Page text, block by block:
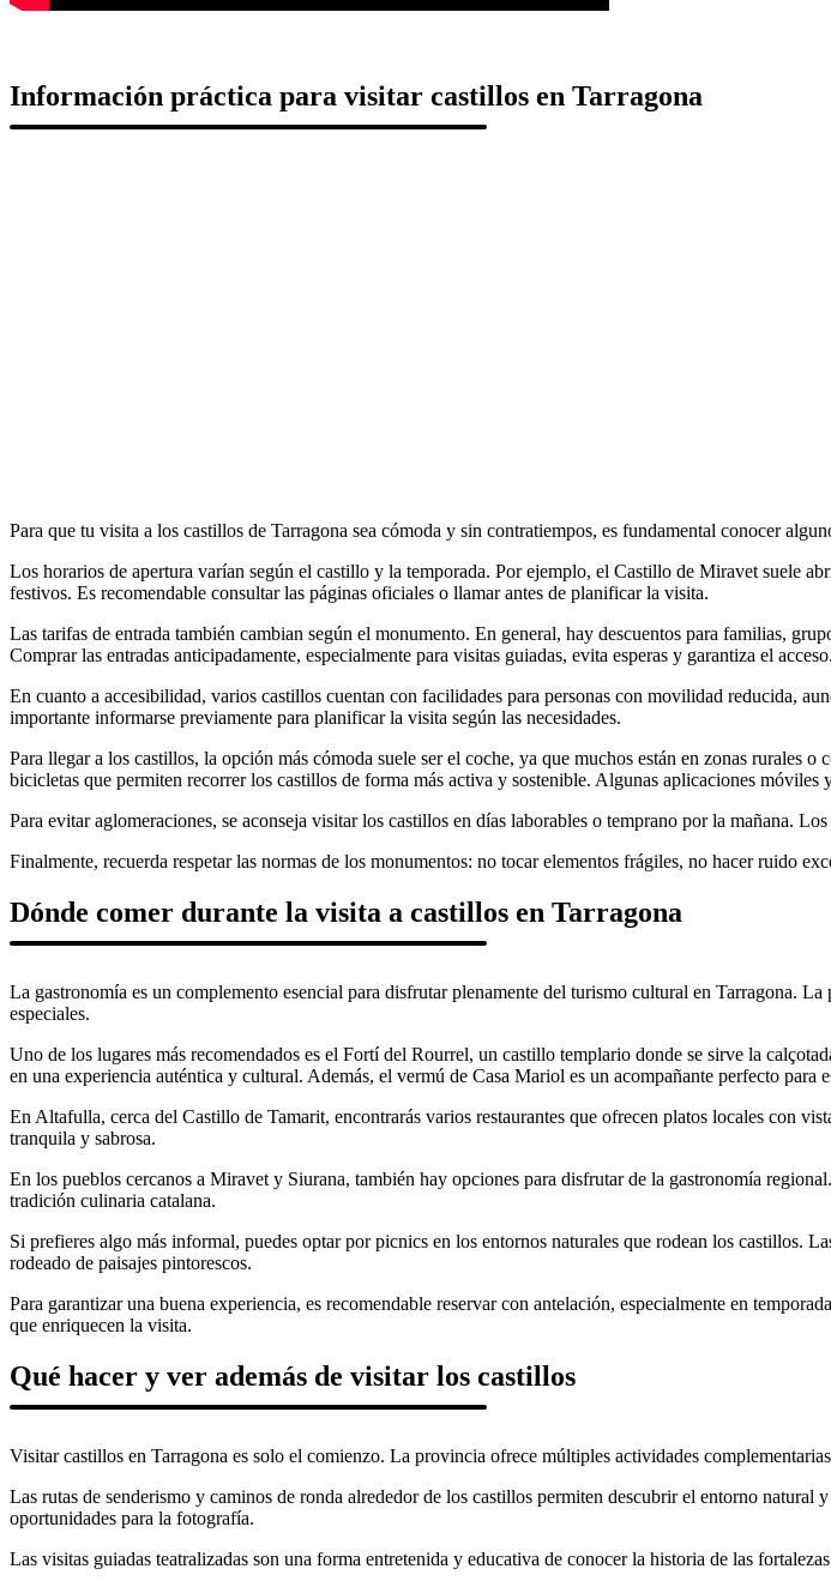
Información práctica para visitar castillos en Tarragona
Para que tu visita a los castillos de Tarragona sea cómoda y sin contratiempos, es fundamental conocer
Los horarios de apertura varían según el castillo y la temporada. Por ejemplo, el Castillo de Miravet suele
festivos. Es recomendable consultar las páginas oficiales o llamar antes de planificar la visita.
Las tarifas de entrada también cambian según el monumento. En general, hay descuentos para familias,
Comprar las entradas anticipadamente, especialmente para visitas guiadas, evita esperas y garantiza el acceso.
En cuanto a accesibilidad, varios castillos cuentan con facilidades para personas con movilidad reducida,
importante informarse previamente para planificar la visita según las necesidades.
Para llegar a los castillos, la opción más cómoda suele ser el coche, ya que muchos están en zonas rurales
bicicletas que permiten recorrer los castillos de forma más activa y sostenible. Algunas aplicaciones
Para evitar aglomeraciones, se aconseja visitar los castillos en días laborables o temprano por la mañana.
Finalmente, recuerda respetar las normas de los monumentos: no tocar elementos frágiles, no hacer ruido
Dónde comer durante la visita a castillos en Tarragona
La gastronomía es un complemento esencial para disfrutar plenamente del turismo cultural en Tarragona.
especiales.
Uno de los lugares más recomendados es el Fortí del Rourrel, un castillo templario donde se sirve la
en una experiencia auténtica y cultural. Además, el vermú de Casa Mariol es un acompañante perfecto para
En Altafulla, cerca del Castillo de Tamarit, encontrarás varios restaurantes que ofrecen platos locales con
tranquila y sabrosa.
En los pueblos cercanos a Miravet y Siurana, también hay opciones para disfrutar de la gastronomía
tradición culinaria catalana.
Si prefieres algo más informal, puedes optar por picnics en los entornos naturales que rodean los castillos.
rodeado de paisajes pintorescos.
Para garantizar una buena experiencia, es recomendable reservar con antelación, especialmente en
que enriquecen la visita.
Qué hacer y ver además de visitar los castillos
Visitar castillos en Tarragona es solo el comienzo. La provincia ofrece múltiples actividades
Las rutas de senderismo y caminos de ronda alrededor de los castillos permiten descubrir el entorno
oportunidades para la fotografía.
Las visitas guiadas teatralizadas son una forma entretenida y educativa de conocer la historia de las